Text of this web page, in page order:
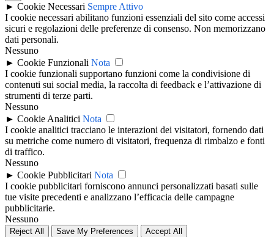
► Cookie Necessari Sempre Attivo
I cookie necessari abilitano funzioni essenziali del sito come accessi
sicuri e regolazioni delle preferenze di consenso. Non memorizzano
dati personali.
Nessuno
► Cookie Funzionali Nota
I cookie funzionali supportano funzioni come la condivisione di
contenuti sui social media, la raccolta di feedback e l’attivazione di
strumenti di terze parti.
Nessuno
► Cookie Analitici Nota
I cookie analitici tracciano le interazioni dei visitatori, fornendo dati
su metriche come numero di visitatori, frequenza di rimbalzo e fonti
di traffico.
Nessuno
► Cookie Pubblicitari Nota
I cookie pubblicitari forniscono annunci personalizzati basati sulle
tue visite precedenti e analizzano l’efficacia delle campagne
pubblicitarie.
Nessuno
Reject All Save My Preferences Accept All